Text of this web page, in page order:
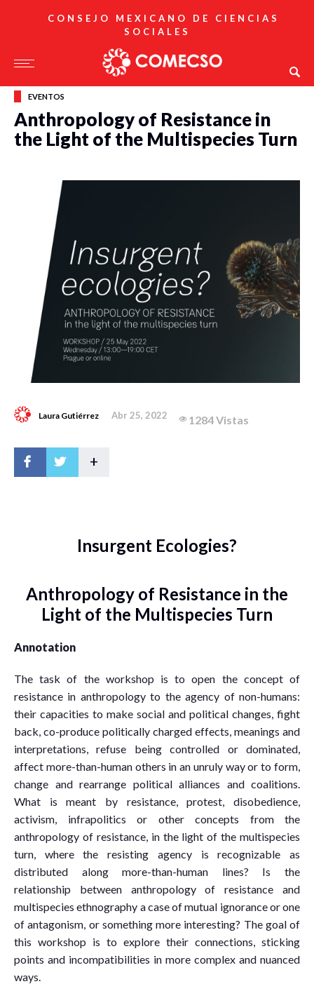
CONSEJO MEXICANO DE CIENCIAS
SOCIALES
EVENTOS
Anthropology of Resistance in
the Light of the Multispecies Turn
Laura Gutiérrez Abr 25, 2022 1284 Vistas
+
Insurgent Ecologies?
Anthropology of Resistance in the
Light of the Multispecies Turn
Annotation
The task of the workshop is toopen the concept of
resistance in anthropology to the agency of non-humans:
their capacities to make social and political changes, fight
back, co-produce politically charged effects, meanings and
interpretations, refuse being controlled or dominated,
affect more-than-human others in an unruly way or to form,
change and rearrange political alliances and coalitions.
What is meant by resistance, protest, disobedience,
activism, infrapolitics or other concepts from the
anthropology of resistance, in the light of the multispecies
turn, where the resisting agency is recognizable as
distributed along more-than-human lines? Is the
relationship between anthropology of resistance and
multispecies ethnography a case of mutual ignorance or one
of antagonism, or something more interesting? The goal of
this workshop is to explore their connections, sticking
points and incompatibilities in more complex and nuanced
ways.